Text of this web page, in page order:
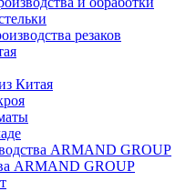
резаков
Китая
ARMAND GROUP
ARMAND GROUP